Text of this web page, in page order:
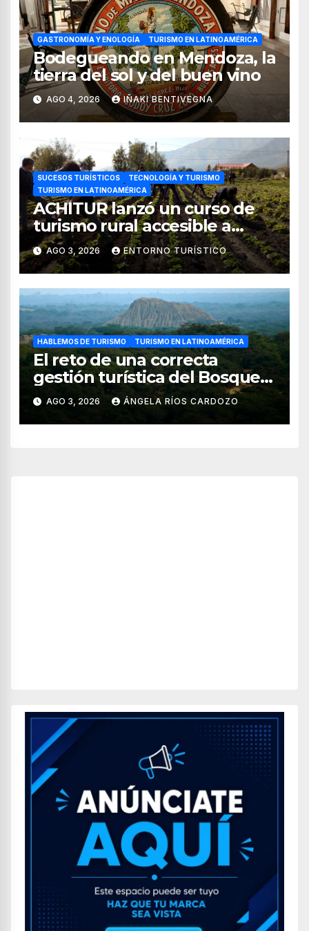
GASTRONOMÍA Y ENOLOGÍA TURISMO EN LATINOAMÉRICA
Bodegueando en Mendoza, la
tierra del sol y del buen vino
AGO 4, 2026 IÑAKI BENTIVEGNA
SUCESOS TURÍSTICOS
TECNOLOGÍA Y TURISMO
TURISMO EN LATINOAMÉRICA
ACHITUR lanzó un curso de
turismo rural accesible a
través de WhatsApp
AGO 3, 2026 ENTORNO TURÍSTICO
HABLEMOS DE TURISMO TURISMO EN LATINOAMÉRICA
El reto de una correcta
gestión turística del Bosque
de Pomac (en Perú)
AGO 3, 2026 ÁNGELA RÍOS CARDOZO